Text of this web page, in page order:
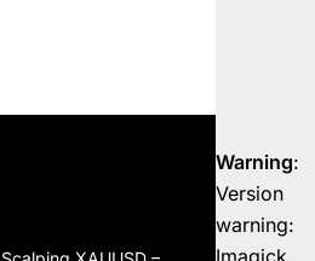
Warning:
Version
warning:
Imagick